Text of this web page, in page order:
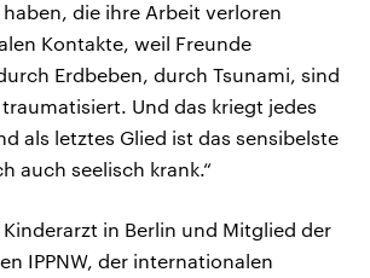
die ihre Arbeit verloren
Kontakte, weil Freunde
Erdbeben, durch Tsunami, sind
Und das kriegt jedes
als letztes Glied ist das sensibelste
auch seelisch krank.“
in Berlin und Mitglied der
IPPNW, der internationalen